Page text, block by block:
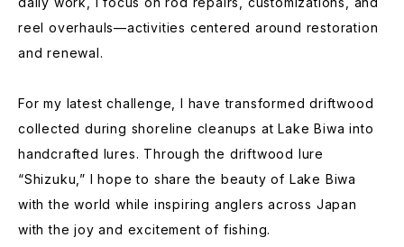
reel overhauls—activities centered around restoration
and renewal.
For my latest challenge, I have transformed driftwood
collected during shoreline cleanups at Lake Biwa into
handcrafted lures. Through the driftwood lure
“Shizuku,” I hope to share the beauty of Lake Biwa
with the world while inspiring anglers across Japan
with the joy and excitement of fishing.